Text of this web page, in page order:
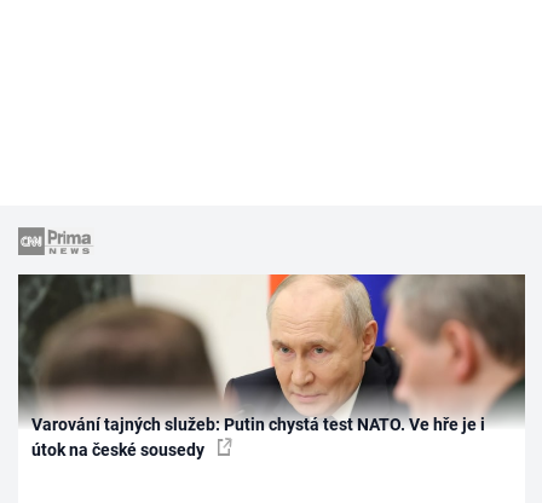
Varování tajných služeb: Putin chystá test NATO. Ve hře je i
útok na české sousedy